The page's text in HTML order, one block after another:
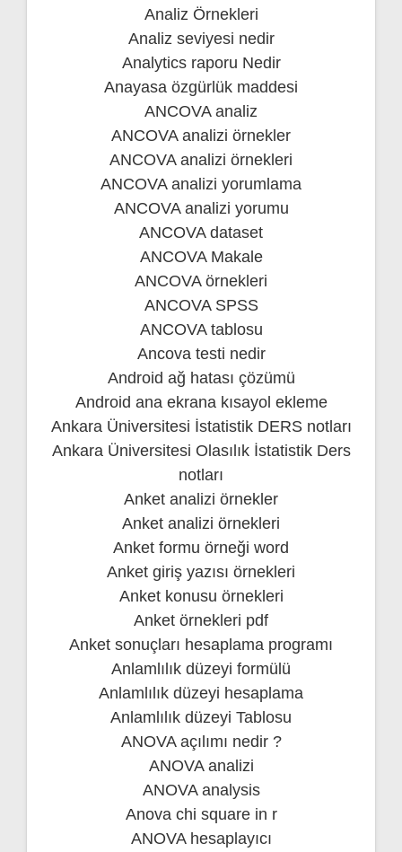
Analiz Örnekleri
Analiz seviyesi nedir
Analytics raporu Nedir
Anayasa özgürlük maddesi
ANCOVA analiz
ANCOVA analizi örnekler
ANCOVA analizi örnekleri
ANCOVA analizi yorumlama
ANCOVA analizi yorumu
ANCOVA dataset
ANCOVA Makale
ANCOVA örnekleri
ANCOVA SPSS
ANCOVA tablosu
Ancova testi nedir
Android ağ hatası çözümü
Android ana ekrana kısayol ekleme
Ankara Üniversitesi İstatistik DERS notları
Ankara Üniversitesi Olasılık İstatistik Ders
notları
Anket analizi örnekler
Anket analizi örnekleri
Anket formu örneği word
Anket giriş yazısı örnekleri
Anket konusu örnekleri
Anket örnekleri pdf
Anket sonuçları hesaplama programı
Anlamlılık düzeyi formülü
Anlamlılık düzeyi hesaplama
Anlamlılık düzeyi Tablosu
ANOVA açılımı nedir ?
ANOVA analizi
ANOVA analysis
Anova chi square in r
ANOVA hesaplayıcı